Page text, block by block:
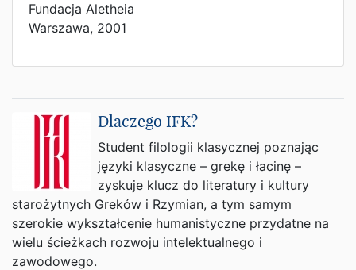
Fundacja Aletheia
Warszawa, 2001
Dlaczego IFK?
Student filologii klasycznej poznając
języki klasyczne – grekę i łacinę –
zyskuje klucz do literatury i kultury
starożytnych Greków i Rzymian, a tym samym
szerokie wykształcenie humanistyczne przydatne na
wielu ścieżkach rozwoju intelektualnego i
zawodowego.